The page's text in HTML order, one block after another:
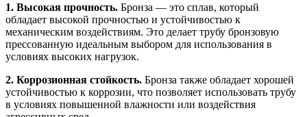
1. Высокая прочность. Бронза — это сплав, который
обладает высокой прочностью и устойчивостью к
механическим воздействиям. Это делает трубу бронзовую
прессованную идеальным выбором для использования в
условиях высоких нагрузок.
2. Коррозионная стойкость. Бронза также обладает хорошей
устойчивостью к коррозии, что позволяет использовать трубу
в условиях повышенной влажности или воздействия